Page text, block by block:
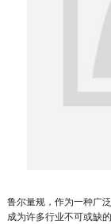
鲁尔量规，作为一种广
成为许多行业不可或缺